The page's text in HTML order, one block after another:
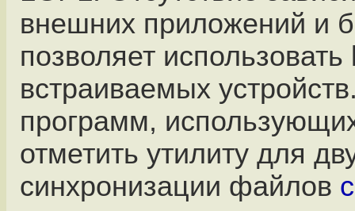
внешних приложений и
позволяет
встраиваемых
программ,
отметить утилиту для
синхронизации файлов